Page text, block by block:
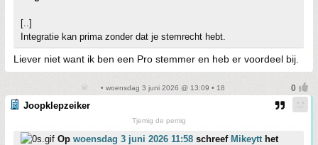
[..]
Integratie kan prima zonder dat je stemrecht hebt.
Liever niet want ik ben een Pro stemmer en heb er voordeel bij.
• woensdag 3 juni 2026 @ 13:09 • 18
Joopklepzeiker
Tjemig de pemig
Op woensdag 3 juni 2026 11:58 schreef Mikeytt het